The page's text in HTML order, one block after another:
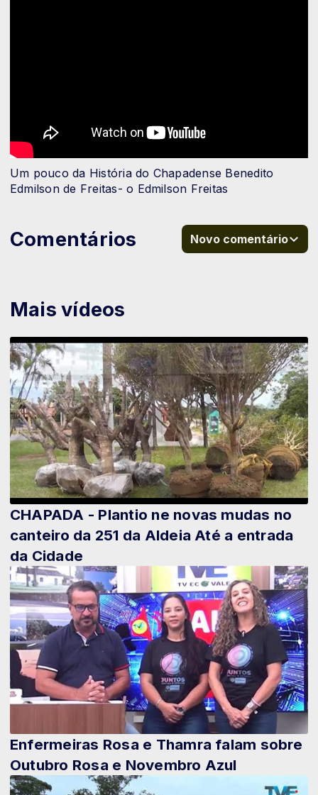
Mais vídeos
CHAPADA - Plantio ne novas mudas no
canteiro da 251 da Aldeia Até a entrada
da Cidade
Enfermeiras Rosa e Thamra falam sobre
Outubro Rosa e Novembro Azul
Um pouco da História do Chapadense Benedito
Edmilson de Freitas- o Edmilson Freitas
Comentários Novo comentário